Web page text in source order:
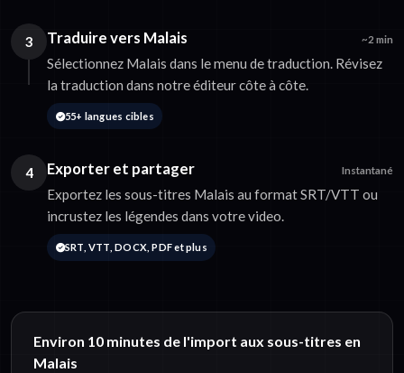
3 Traduire vers Malais ~2 min
Sélectionnez Malais dans le menu de traduction. Révisez
la traduction dans notre éditeur côte à côte.
55+ langues cibles
4 Exporter et partager Instantané
Exportez les sous-titres Malais au format SRT/VTT ou
incrustez les légendes dans votre video.
SRT, VTT, DOCX, PDF et plus
Environ 10 minutes de l'import aux sous-titres en
Malais